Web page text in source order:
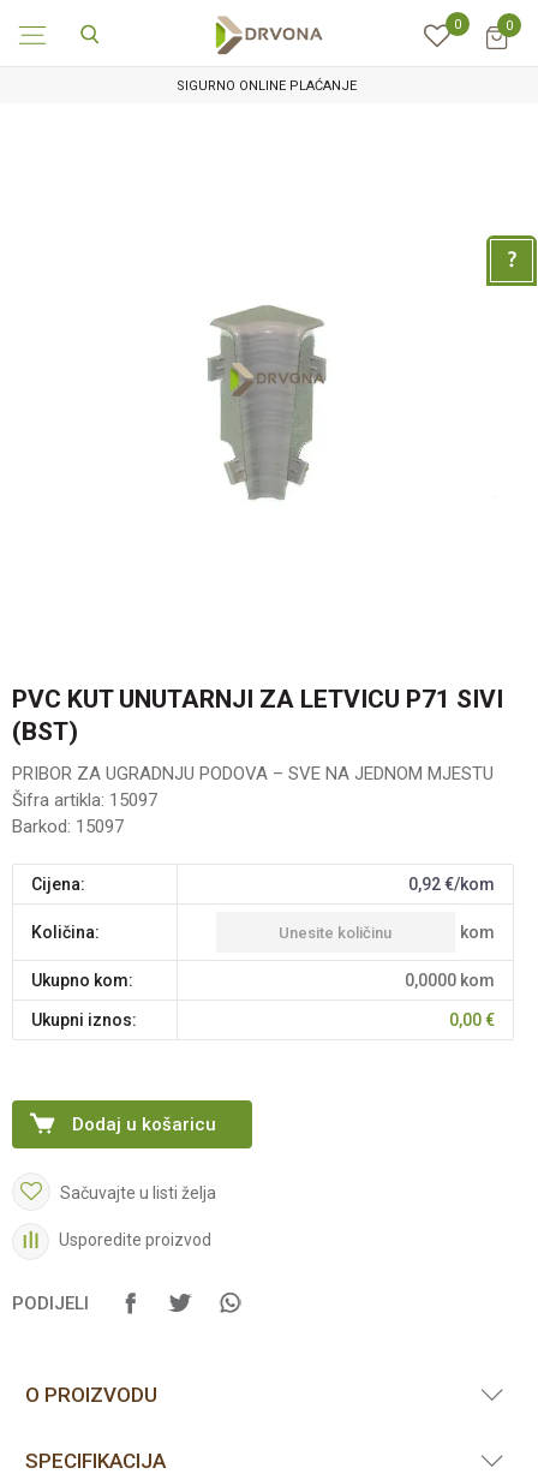
0 0
SIGURNO ONLINE PLAĆANJE
PVC KUT UNUTARNJI ZA LETVICU P71 SIVI
(BST)
PRIBOR ZA UGRADNJU PODOVA – SVE NA JEDNOM MJESTU
Šifra artikla: 15097
Barkod: 15097
Cijena: 0,92€/kom
Količina: kom
Ukupno kom: 0,0000 kom
Ukupni iznos: 0,00€
Dodaj u košaricu
Sačuvajte u listi želja
Usporedite proizvod
PODIJELI
O PROIZVODU
SPECIFIKACIJA